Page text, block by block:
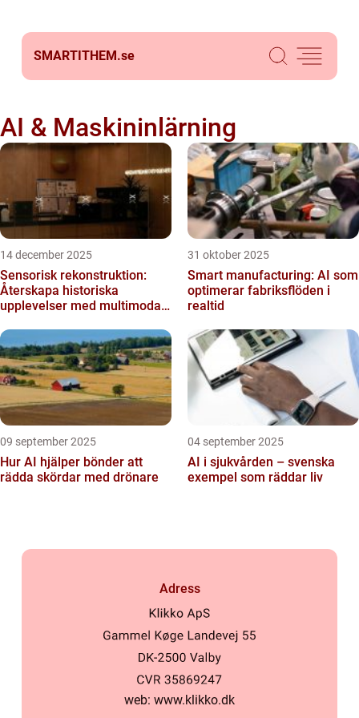
SMARTITHEM.se
AI & Maskininlärning
14 december 2025
Sensorisk rekonstruktion:
Återskapa historiska
upplevelser med multimodala
31 oktober 2025
Smart manufacturing: AI som
optimerar fabriksflöden i
realtid
09 september 2025
Hur AI hjälper bönder att
rädda skördar med drönare
04 september 2025
AI i sjukvården – svenska
exempel som räddar liv
Adress
web: www.klikko.dk